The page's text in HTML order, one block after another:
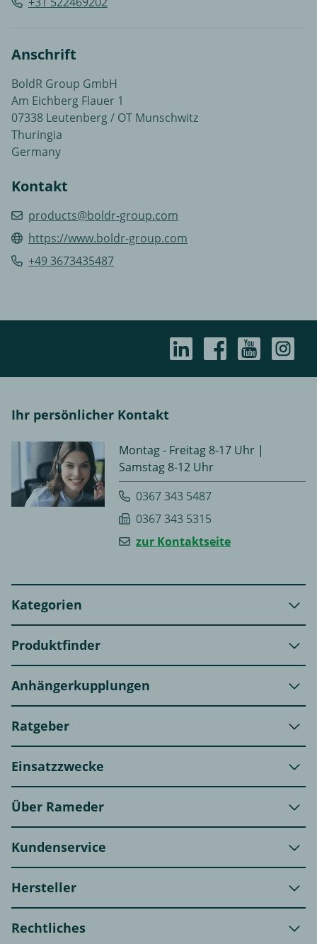
Anschrift
BoldR Group GmbH
Am Eichberg Flauer 1
07338 Leutenberg / OT Munschwitz
Thuringia
Germany
Kontakt
products@boldr-group.com
https://www.boldr-group.com
+49 3673435487
Ihr persönlicher Kontakt
Montag - Freitag 8-17 Uhr |
Samstag 8-12 Uhr
0367 343 5487
0367 343 5315
zur Kontaktseite
Kategorien
Produktfinder
Anhängerkupplungen
Ratgeber
Einsatzzwecke
Über Rameder
Kundenservice
Hersteller
Rechtliches